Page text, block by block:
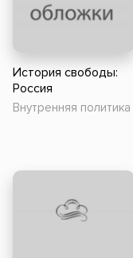
История свободы:
Россия
Внутренняя политика